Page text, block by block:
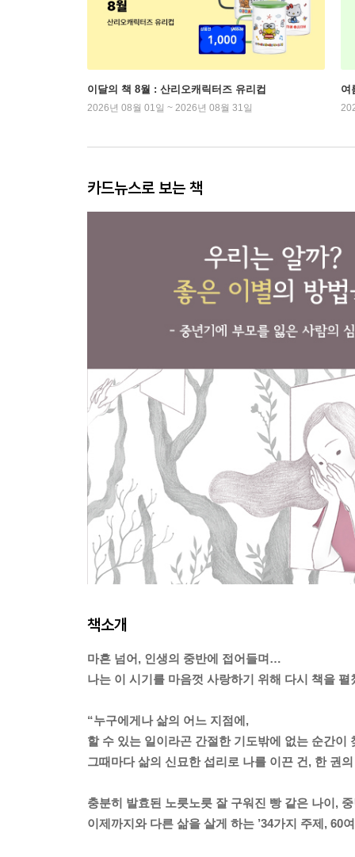
이달의 책 8월 : 산리오캐릭터즈 유리컵
2026년 08월 01일 ~ 2026년 08월 31일
여
카드뉴스로 보는 책
책소개
마흔 넘어, 인생의 중반에 접어들며…
나는 이 시기를 마음껏 사랑하기 위해 다시 책을 펼
“누구에게나 삶의 어느 지점에,
할 수 있는 일이라곤 간절한 기도밖에 없는 순간이
그때마다 삶의 신묘한 섭리로 나를 이끈 건, 한 권
충분히 발효된 노릇노릇 잘 구워진 빵 같은 나이,
이제까지와 다른 삶을 살게 하는 ’34가지 주제, 60